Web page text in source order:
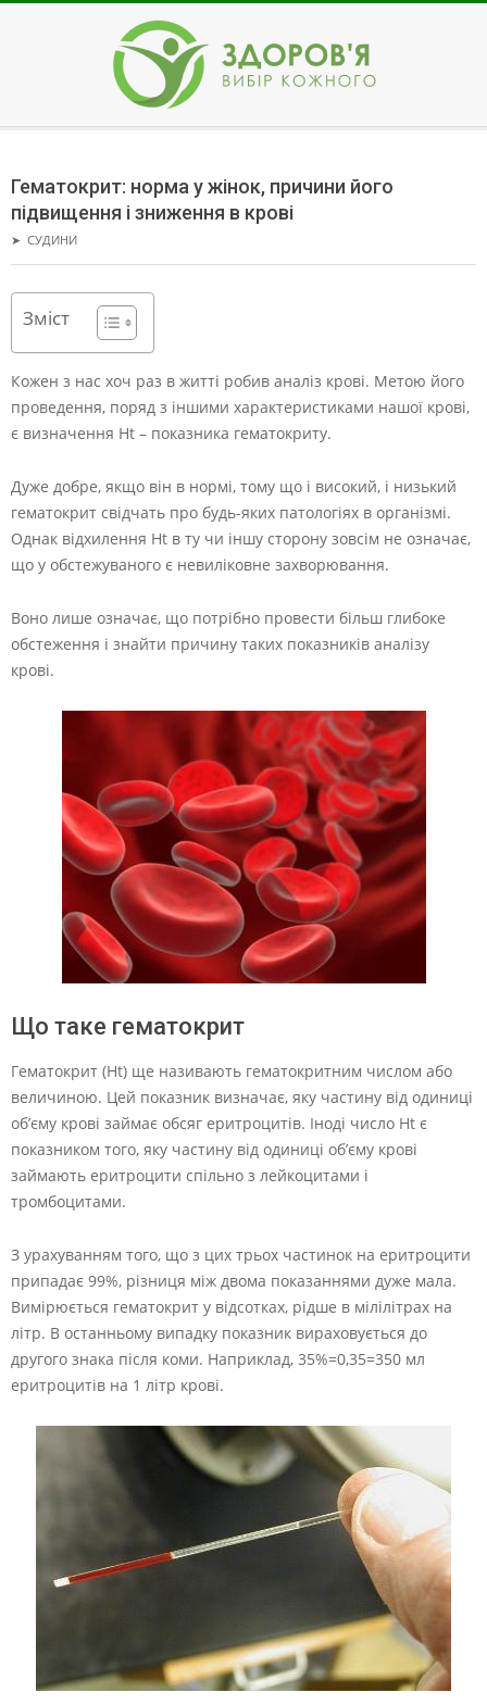
ЗДОРОВ'Я
Menu
Гематокрит: норма у жінок, причини його
підвищення і зниження в крові
➤ CУДИНИ
Зміст
Кожен з нас хоч раз в житті робив аналіз крові. Метою його
проведення, поряд з іншими характеристиками нашої крові,
є визначення Ht – показника гематокриту.
Дуже добре, якщо він в нормі, тому що і високий, і низький
гематокрит свідчать про будь-яких патологіях в організмі.
Однак відхилення Ht в ту чи іншу сторону зовсім не означає,
що у обстежуваного є невиліковне захворювання.
Воно лише означає, що потрібно провести більш глибоке
обстеження і знайти причину таких показників аналізу
крові.
Що таке гематокрит
Гематокрит (Ht) ще називають гематокритним числом або
величиною. Цей показник визначає, яку частину від одиниці
об’єму крові займає обсяг еритроцитів. Іноді число Ht є
показником того, яку частину від одиниці об’єму крові
займають еритроцити спільно з лейкоцитами і
тромбоцитами.
З урахуванням того, що з цих трьох частинок на еритроцити
припадає 99%, різниця між двома показаннями дуже мала.
Вимірюється гематокрит у відсотках, рідше в мілілітрах на
літр. В останньому випадку показник вираховується до
другого знака після коми. Наприклад, 35%=0,35=350 мл
еритроцитів на 1 літр крові.